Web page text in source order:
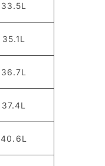
33.5L
35.1L
36.7L
37.4L
40.6L